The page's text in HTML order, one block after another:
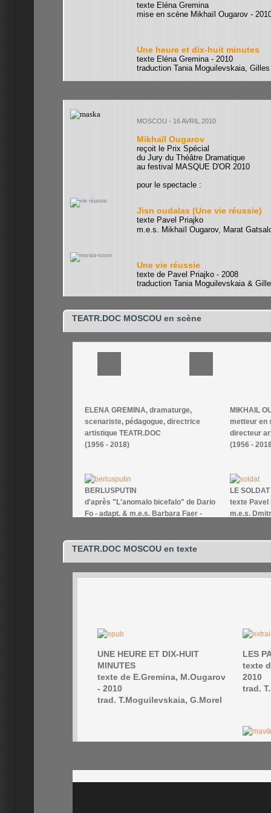
texte Eléna Gremina
mise en scène Mikhaïl Ougarov -
Une heure et dix-huit minutes
texte Eléna Gremina - 2010
traduction Tania Moguilevskaia,
MOSCOU - 16 AVRIL 2010
Mikhaïl Ougarov
reçoit le Prix Spécial
du Jury du Théâtre Dramatique
au festival MASQUE D'OR 2010
pour le spectacle :
Jisn oudalas (Une vie réussie)
texte Pavel Priajko
m.e.s. Mikhaïl Ougarov, Marat
Une vie réussie
texte de Pavel Priajko - 2008
traduction Tania Moguilevskaia &
TEATR.DOC MOSCOU en scène
TEATR.DOC MOSCOU en texte